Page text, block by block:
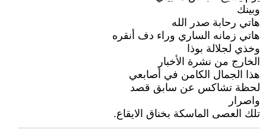
وبينك
هاتي رحابة صدر الله
هاتي زمانه الساري وراء دف أنقره
وخذي لجلالة بوذا
الخارج من نشرة الأخبار
هذا الجمال الكامن في أصابعي
لحظة تشاكس عن سابق قصد
واصرار
تلك العصى الماسكة بخناق الايقاع.